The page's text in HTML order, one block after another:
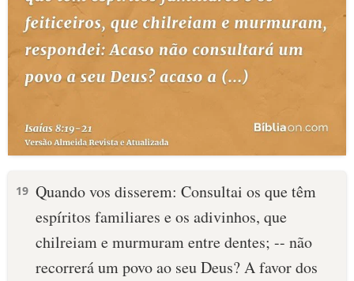
19 Quando vos disserem: Consultai os que têm
espíritos familiares e os adivinhos, que
chilreiam e murmuram entre dentes; -- não
recorrerá um povo ao seu Deus? A favor dos